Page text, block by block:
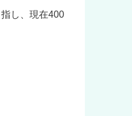
し、現在400